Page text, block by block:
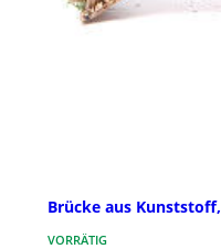
Brücke aus
VORRÄTIG